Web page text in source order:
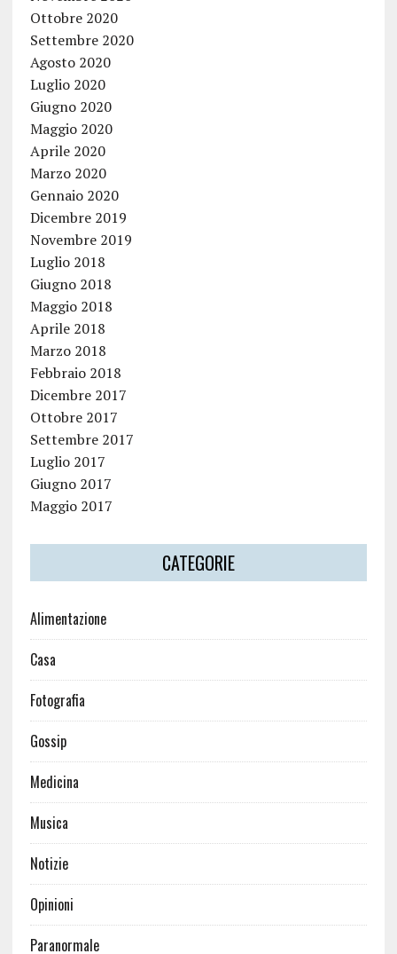
Ottobre 2020
Settembre 2020
Agosto 2020
Luglio 2020
Giugno 2020
Maggio 2020
Aprile 2020
Marzo 2020
Gennaio 2020
Dicembre 2019
Novembre 2019
Luglio 2018
Giugno 2018
Maggio 2018
Aprile 2018
Marzo 2018
Febbraio 2018
Dicembre 2017
Ottobre 2017
Settembre 2017
Luglio 2017
Giugno 2017
Maggio 2017
CATEGORIE
Alimentazione
Casa
Fotografia
Gossip
Medicina
Musica
Notizie
Opinioni
Paranormale